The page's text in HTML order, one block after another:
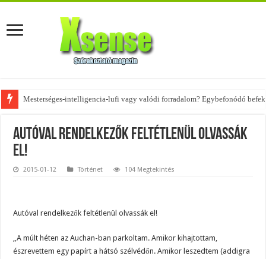
Mesterséges-intelligencia-lufi vagy valódi forradalom? Egybefonódó
Az övtáskák továbbra is trendik – nézd meg, milyen stílusokhoz illenek!
Autóval rendelkezők feltétlenül olvassák
el!
2015-01-12 Történet 104 Megtekintés
Autóval rendelkezők feltétlenül olvassák el!
„A múlt héten az Auchan-ban parkoltam. Amikor kihajtottam,
észrevettem egy papírt a hátsó szélvédőn. Amikor leszedtem (addigra